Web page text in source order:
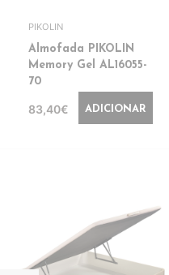
PIKOLIN
Almofada PIKOLIN
Memory Gel AL16055-
70
83,40€ ADICIONAR